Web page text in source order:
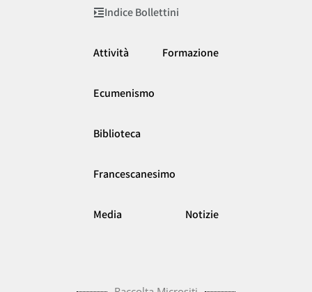
Indice Bollettini
Attività Formazione
Ecumenismo
Biblioteca
Francescanesimo
Media Notizie